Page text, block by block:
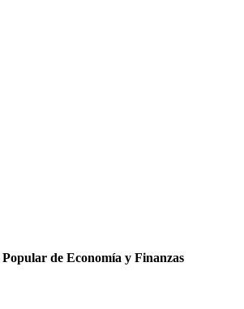
de Economía y Finanzas